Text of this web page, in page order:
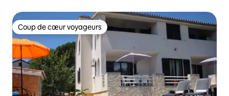
Coup de cœur voyageurs
Coup de cœur voyageurs